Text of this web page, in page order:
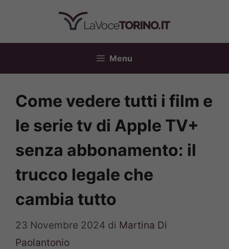
contenuto
Menu
Come vedere tutti i film e
le serie tv di Apple TV+
senza abbonamento: il
trucco legale che
cambia tutto
23 Novembre 2024 di Martina Di
Paolantonio